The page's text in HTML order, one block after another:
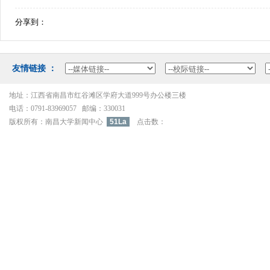
分享到：
友情链接：
地址：江西省南昌市红谷滩区学府大道999号办公楼三楼
电话：0791-83969057邮编：330031
版权所有：南昌大学新闻中心
51La 点击数：